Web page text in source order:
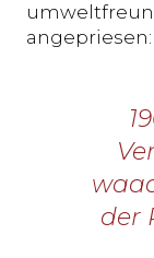
angepriesen:
der